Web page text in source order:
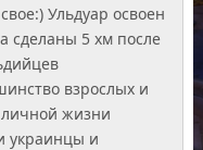
Ульдуар освоен
сделаны 5 хм после
взрослых и
жизни
украинцы и